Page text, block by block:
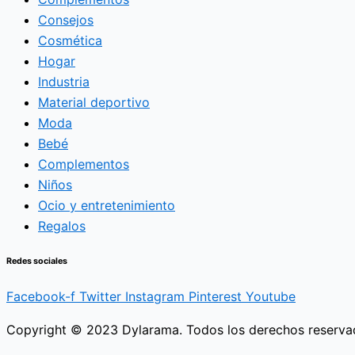
Consejos
Cosmética
Hogar
Industria
Material deportivo
Moda
Bebé
Complementos
Niños
Ocio y entretenimiento
Regalos
Redes sociales
Facebook-f Twitter Instagram Pinterest Youtube
Copyright © 2023 Dylarama. Todos los derechos